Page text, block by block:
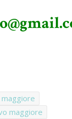
maggiore